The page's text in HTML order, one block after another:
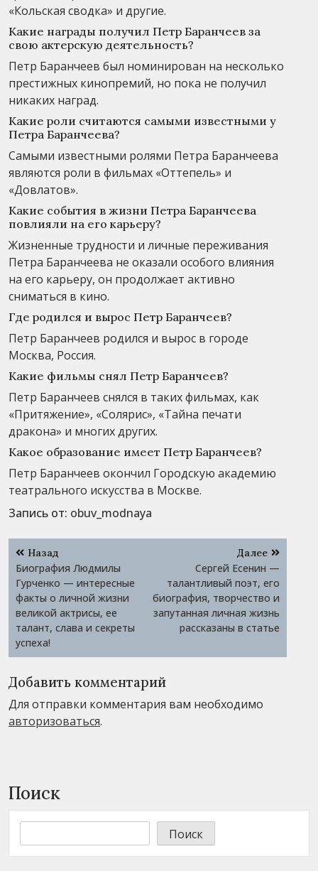
«Кольская сводка» и другие.
Какие награды получил Петр Баранчеев за
свою актерскую деятельность?
Петр Баранчеев был номинирован на несколько
престижных кинопремий, но пока не получил
никаких наград.
Какие роли считаются самыми известными у
Петра Баранчеева?
Самыми известными ролями Петра Баранчеева
являются роли в фильмах «Оттепель» и
«Довлатов».
Какие события в жизни Петра Баранчеева
повлияли на его карьеру?
Жизненные трудности и личные переживания
Петра Баранчеева не оказали особого влияния
на его карьеру, он продолжает активно
сниматься в кино.
Где родился и вырос Петр Баранчеев?
Петр Баранчеев родился и вырос в городе
Москва, Россия.
Какие фильмы снял Петр Баранчеев?
Петр Баранчеев снялся в таких фильмах, как
«Притяжение», «Солярис», «Тайна печати
дракона» и многих других.
Какое образование имеет Петр Баранчеев?
Петр Баранчеев окончил Городскую академию
театрального искусства в Москве.
Запись от: obuv_modnaya
Навигация
по
записям
Назад
Биография Людмилы
Гурченко — интересные
факты о личной жизни
великой актрисы, ее
талант, слава и секреты
успеха!
Далее
Сергей Есенин —
талантливый поэт, его
биография, творчество и
запутанная личная жизнь
рассказаны в статье
Добавить комментарий
Для отправки комментария вам необходимо
авторизоваться.
Поиск
Поиск